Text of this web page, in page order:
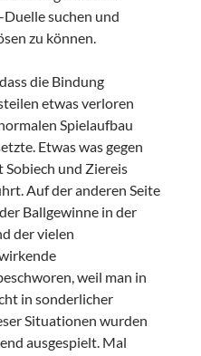
suchen und
zu können.
die Bindung
etwas verloren
Spielaufbau
Etwas was gegen
und Ziereis
Auf der anderen Seite
Ballgewinne in der
der vielen
weil man in
in sonderlicher
Situationen wurden
ausgespielt. Mal